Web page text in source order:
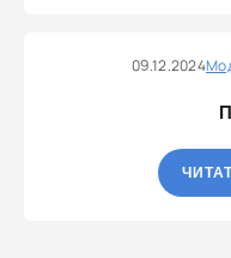
09.12.2024